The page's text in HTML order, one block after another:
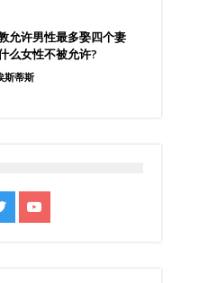
允许男性最多娶四个妻
么女性不被允许?
斯蒂斯